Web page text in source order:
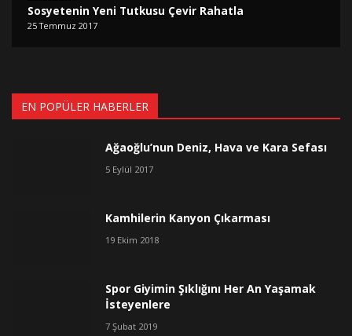
Sosyetenin Yeni Tutkusu Çevir Rahatla
25 Temmuz 2017
EN POPÜLER HABERLER
Ağaoğlu’nun Deniz, Hava ve Kara Sefası
5 Eylül 2017
Kamhilerin Kanyon Çıkarması
19 Ekim 2018
Spor Giyimin Şıklığını Her An Yaşamak
İsteyenlere
7 Şubat 2019